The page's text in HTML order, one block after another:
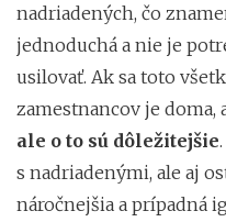
nadriadených, čo
jednoduchá a nie je
usilovať. Ak sa toto
zamestnancov je doma,
ale o to sú dôležitejšie
s nadriadenými, ale aj
náročnejšia a prípadná